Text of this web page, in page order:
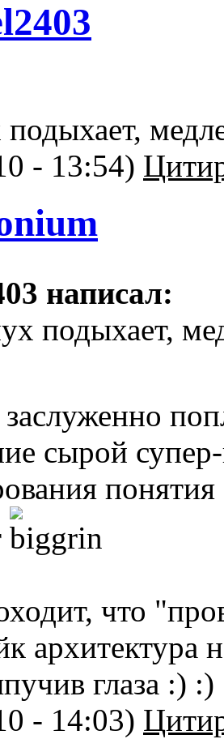
- 13:54)
написал:
подыхает,
сырой
что
архитектура
глаза :) :)
- 14:03)